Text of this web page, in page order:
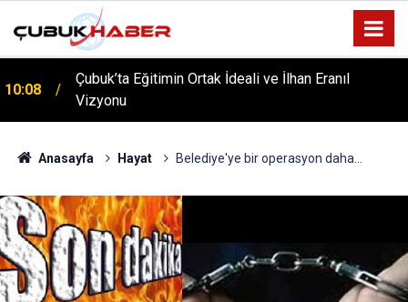
12:06
ÇUBUK’TA ‘YAZA MERHABA’ COŞKUSU: Kursiyerler
Gönüllerince Eğlendi!
Anasayfa Hayat Belediye'ye bir operasyon daha...